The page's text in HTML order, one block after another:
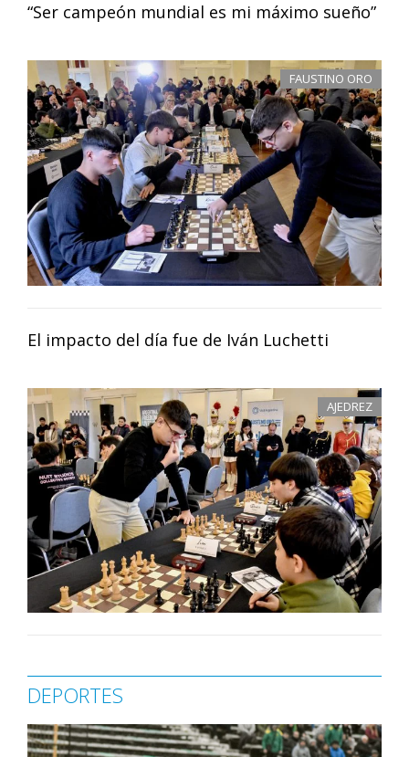
“Ser campeón mundial es mi máximo sueño”
FAUSTINO ORO
El impacto del día fue de Iván Luchetti
AJEDREZ
DEPORTES